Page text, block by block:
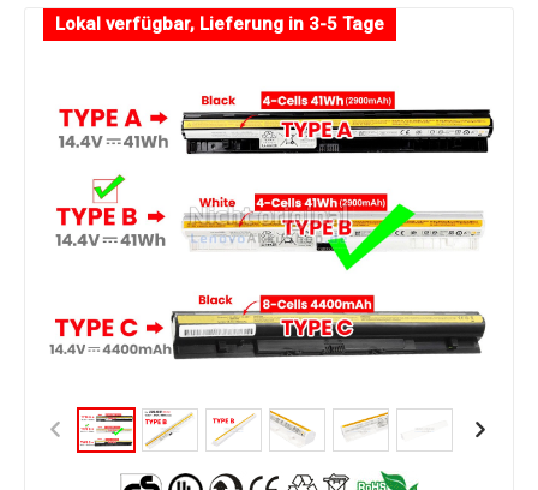
Lokal verfügbar, Lieferung in 3-5 Tage